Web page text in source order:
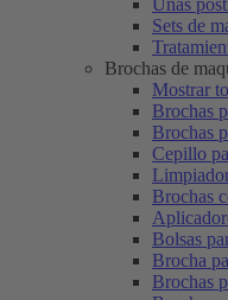
Uñas
Sets de
Brochas de
Mostrar
Brochas
Brochas
Cepillo
Brochas
Bolsas
Brocha
Brochas